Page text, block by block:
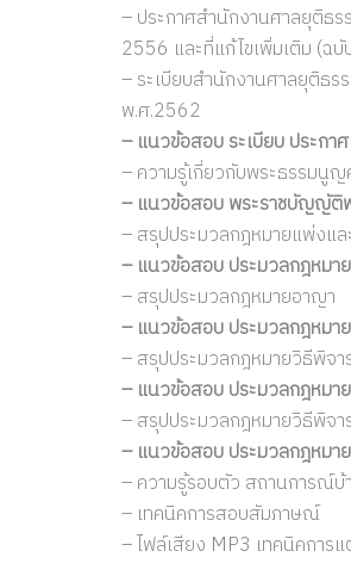
– ประกาศสำนักงานศาลยุติธร
2556 และที่แก้ไขเพิ่มเติม (ฉ
– ระเบียบสำนักงานศาลยุติธ
พ.ศ.2562
– แนวข้อสอบ ระเบียบ ประกา
– ความรู้เกี่ยวกับพระธรรมนู
– แนวข้อสอบ พระราชบัญญัติ
– สรุปประมวลกฎหมายแพ่งแ
– แนวข้อสอบ ประมวลกฎหม
– สรุปประมวลกฎหมายอาญา
– แนวข้อสอบ ประมวลกฎหมา
– สรุปประมวลกฎหมายวิธีพิจ
– แนวข้อสอบ ประมวลกฎหม
– สรุปประมวลกฎหมายวิธีพิจ
– แนวข้อสอบ ประมวลกฎหม
– ความรู้รอบตัว สถานการณ์บ้
– เทคนิคการสอบสัมภาษณ์
– ไฟล์เสียง MP3 เทคนิคการ